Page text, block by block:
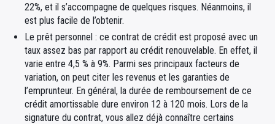
22%, et il s’accompagne de quelques risques. Néanmoins, il
est plus facile de l’obtenir.
Le prêt personnel : ce contrat de crédit est proposé avec un
taux assez bas par rapport au crédit renouvelable. En effet, il
varie entre 4,5 % à 9%. Parmi ses principaux facteurs de
variation, on peut citer les revenus et les garanties de
l’emprunteur. En général, la durée de remboursement de ce
crédit amortissable dure environ 12 à 120 mois. Lors de la
signature du contrat, vous allez déjà connaître certains